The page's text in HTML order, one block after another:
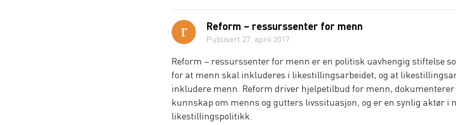
Reform – ressurssenter for menn
Publisert 27. april 2017
Reform – ressurssenter for menn er en politisk uavhengig stiftelse
for at menn skal inkluderes i likestillingsarbeidet, og at
inkludere menn. Reform driver hjelpetilbud for menn,
kunnskap om menns og gutters livssituasjon, og er en synlig aktør i
likestillingspolitikk.